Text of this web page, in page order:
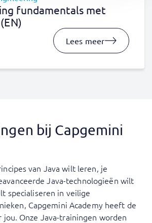
fundamentals met
Lees meer
bij Capgemini
van Java wilt leren, je
Java-technologieën wilt
specialiseren in veilige
Capgemini Academy heeft de
Onze Java-trainingen worden